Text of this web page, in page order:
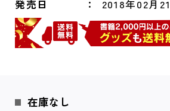
発売日 2018年02月
在庫なし